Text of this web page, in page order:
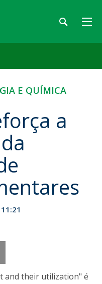
E QUÍMICA
a
and their utilization" é